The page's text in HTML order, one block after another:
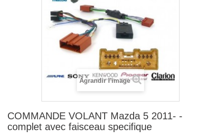
Agrandir l'image
COMMANDE VOLANT Mazda 5 2011- -
complet avec faisceau specifique